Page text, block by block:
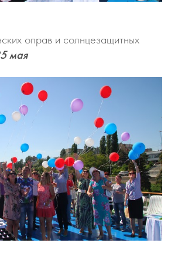
оправ и солнцезащитных
мая